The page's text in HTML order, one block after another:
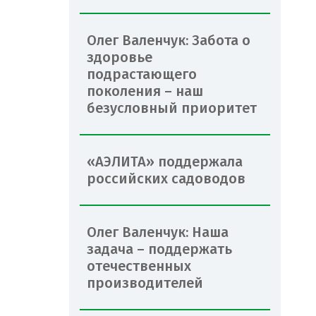
Олег Валенчук: Забота о
здоровье
подрастающего
поколения – наш
безусловный приоритет
«АЭЛИТА» поддержала
российских садоводов
Олег Валенчук: Наша
задача – поддержать
отечественных
производителей